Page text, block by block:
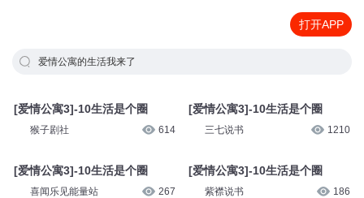
打开APP
爱情公寓的生活我来了
[爱情公寓3]-10生活是个圈
猴子剧社 614
[爱情公寓3]-10生活是个圈
喜闻乐见能量站 267
[爱情公寓3]-10生活是个圈
三七说书 1210
[爱情公寓3]-10生活是个圈
紫襟说书 186